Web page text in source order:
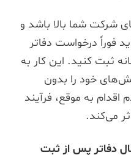
شرکت شما بالا باشد و
فوراً درخواست دفاتر
ثبت کنید. این کار به
خود را بدون
به موقع، فرآیند
می‌کند.
دفاتر پس از ثبت